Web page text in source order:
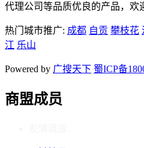
代理公司等品质优良的产品，欢
热门城市推广: 成都 自贡 攀枝花
江 乐山
Powered by 广搜天下 蜀ICP备
商盟成员